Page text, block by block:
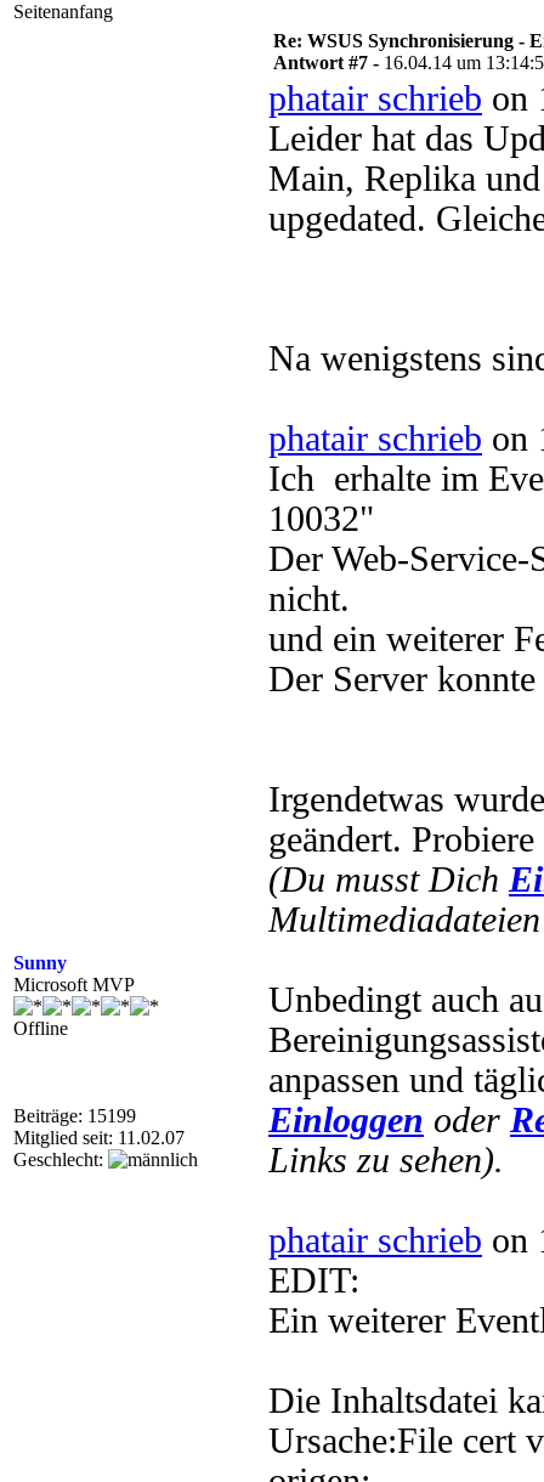
Sunny
Microsoft MVP
Offline
Beiträge: 15199
Mitglied seit: 11.02.07
Geschlecht:
Re: WSUS Synchronisierung -
Antwort #7 - 16.04.14 um
phatair schrieb on
Leider hat das
Main, Replika
upgedated.
Na wenigstens
phatair schrieb on
Ich erhalte im
10032"
Der Web-
nicht.
und ein weiterer
Der Server
Irgendetwas
geändert.
(Du musst Dich
Unbedingt auch
anpassen und
Einloggen oder
Links zu sehen).
phatair schrieb on
EDIT:
Ein weiterer
Die Inhaltsdatei
Ursache:File cert